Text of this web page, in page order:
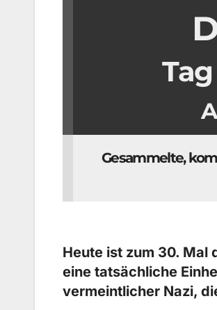
Gesammelte,
Heute ist zum 30. Mal
eine tatsächliche
vermeintlicher Nazi,